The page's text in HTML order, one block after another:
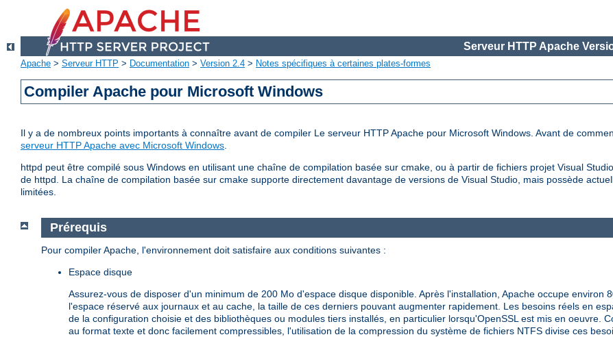
Serveur HTTP Apache
Apache > Serveur HTTP > Documentation > Version 2.4 > Notes spécifiques à certaines plates-formes
Compiler Apache pour Microsoft Windows
Il y a de nombreux points importants à connaître avant de compiler Le serveur HTTP Apache pour Microsoft Windows. Avant de
serveur HTTP Apache avec Microsoft Windows.
httpd peut être compilé sous Windows en utilisant une chaîne de compilation basée sur cmake, ou à partir de fichiers projet Visual
de httpd. La chaîne de compilation basée sur cmake supporte directement davantage de versions de Visual Studio, mais possède
limitées.
Prérequis
Pour compiler Apache, l'environnement doit satisfaire aux conditions suivantes :
Espace disque
Assurez-vous de disposer d'un minimum de 200 Mo d'espace disque disponible. Après l'installation, Apache occupe environ
l'espace réservé aux journaux et au cache, la taille de ces derniers pouvant augmenter rapidement. Les besoins réels en
de la configuration choisie et des bibliothèques ou modules tiers installés, en particulier lorsqu'OpenSSL est mis en oeuvre.
au format texte et donc facilement compressibles, l'utilisation de la compression du système de fichiers NTFS divise ces